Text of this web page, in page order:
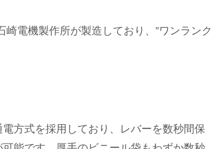
電機製作所が製造しており、”ワンランク
方式を採用しており、レバーを数秒間保